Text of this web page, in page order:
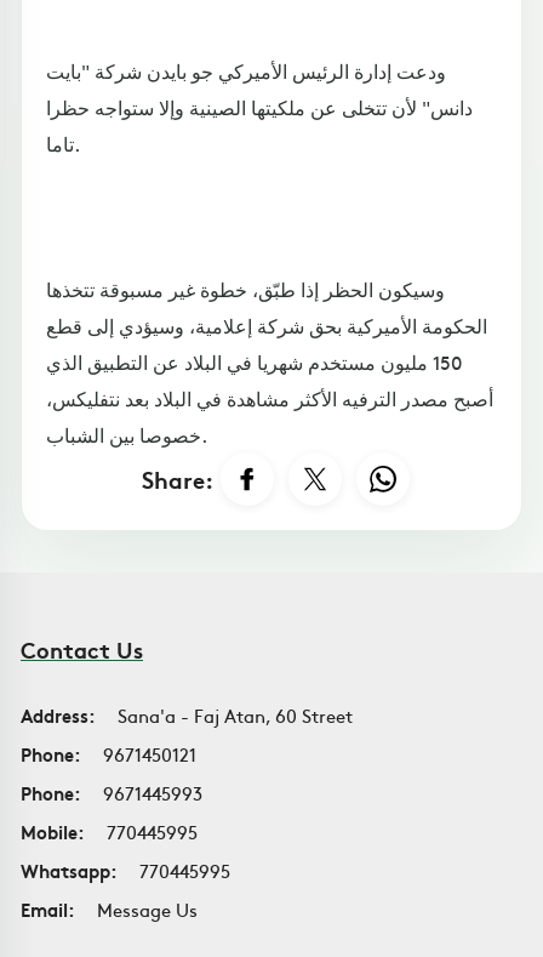
ودعت إدارة الرئيس الأميركي جو بايدن شركة "بايت
دانس" لأن تتخلى عن ملكيتها الصينية وإلا ستواجه حظرا
تاما.
وسيكون الحظر إذا طبّق، خطوة غير مسبوقة تتخذها
الحكومة الأميركية بحق شركة إعلامية، وسيؤدي إلى قطع
150 مليون مستخدم شهريا في البلاد عن التطبيق الذي
أصبح مصدر الترفيه الأكثر مشاهدة في البلاد بعد نتفليكس،
خصوصا بين الشباب.
Share:
Contact Us
Address:
Sana'a - Faj Atan, 60 Street
Phone:
9671450121
Phone:
9671445993
Mobile:
770445995
Whatsapp:
770445995
Email:
Message Us